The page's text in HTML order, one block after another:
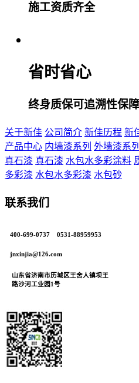
施工资质齐全
省时省心
终身质保可追溯性保障
关于新佳 公司简介 新佳历程 新
产品中心 内墙漆系列 外墙漆系列
真石漆 真石漆 水包水多彩涂料
多彩漆 水包水多彩漆 水包砂
联系我们
400-699-0737 0531-88959953
jnxinjia@126.com
山东省济南市历城区王舍人镇坝王
路沙河工业园1号